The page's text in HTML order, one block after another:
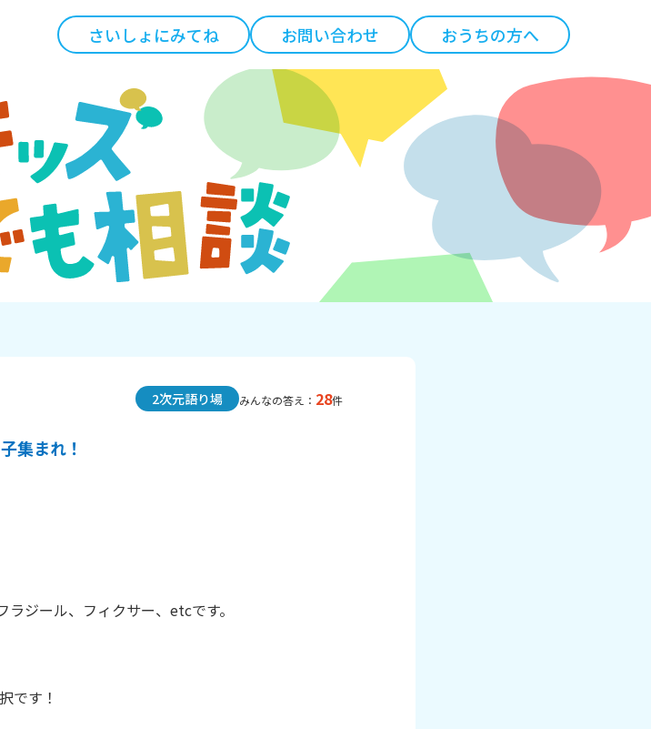
さいしょにみてね お問い合わせ おうちの方へ
2次元語り場 みんなの答え： 28件
集まれ！
ジール、フィクサー、etcです。
です！